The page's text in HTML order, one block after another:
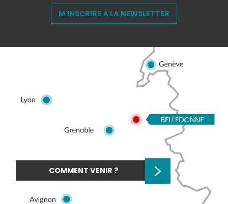
M'INSCRIRE À LA NEWSLETTER
COMMENT VENIR ?